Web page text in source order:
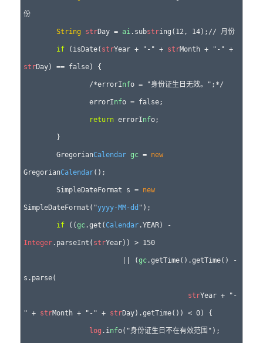
份
String strDay = ai .substring(12, 14);// 月份
if (isDate( strYear + "-" + str
strDay) == false) {
		/*errorI
nfo = "身份证生日无效。";*/
		errorI
nfo = false;
return errorInfo;
	Gregorian
Calendar gc = new
GregorianCalendar();
	SimpleDateFormat s =
new
SimpleDateFormat("yyyy-MM-dd ");
if ((gc.get(Calendar
Integer.parseInt( strYear)) > 150
			|| (
gc.getTime().getTime() -
s.parse(
strYear + "-
" + strMonth + "-" + strDay).getTime()) < 0) {
log .i nfo("身份证生日不在有效范围");